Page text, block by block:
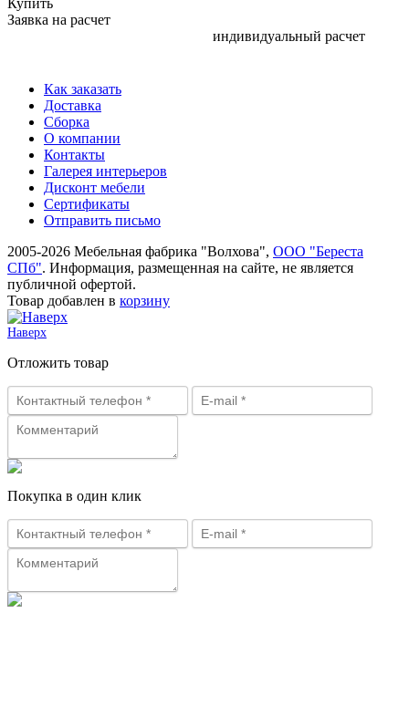
Заявка на расчет
индивидуальный расчет
Как заказать
Доставка
Сборка
О компании
Контакты
Галерея интерьеров
Дисконт мебели
Сертификаты
Отправить письмо
2005-2026 Мебельная фабрика "Волхова", ООО "Береста
СПб". Информация, размещенная на сайте, не является
публичной офертой.
Товар добавлен в корзину
Наверх
Отложить товар
Покупка в один клик